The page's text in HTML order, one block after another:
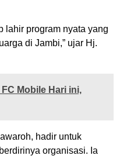
lahir program nyata yang
di Jambi,” ujar Hj.
Mobile Hari ini,
hadir untuk
organisasi. Ia